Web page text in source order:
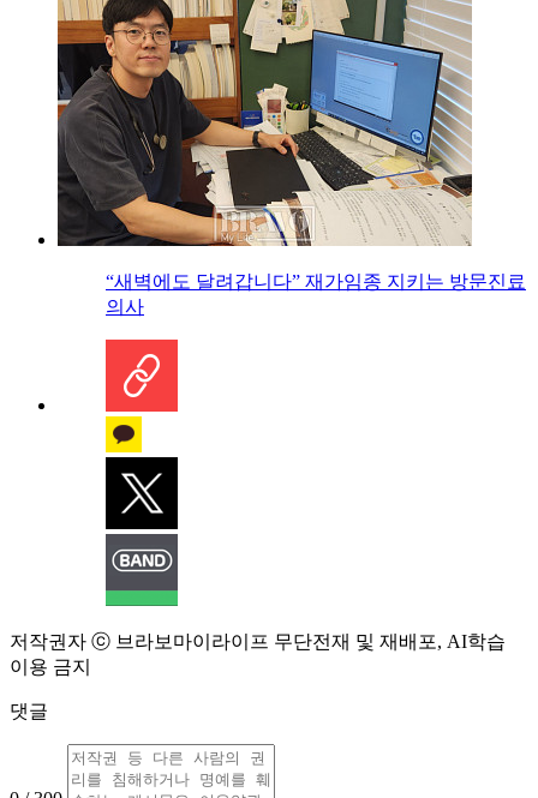
“새벽에도 달려갑니다” 재가임종 지키는 방문진료
의사
저작권자 ⓒ 브라보마이라이프 무단전재 및 재배포, AI학습
이용 금지
댓글